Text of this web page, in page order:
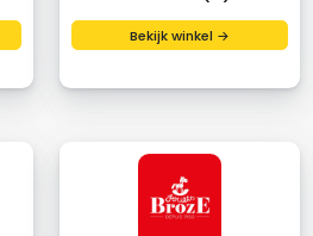
Bekijk winkel →